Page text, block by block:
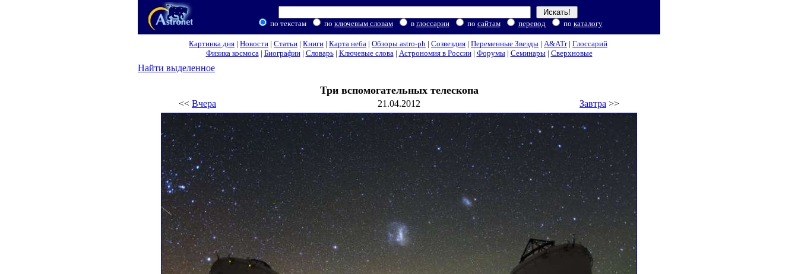
по текстам по ключевым словам в глоссарии по сайтам перевод по каталогу
Картинка дня | Новости | Статьи | Книги | Карта неба | Обзоры astro-ph | Созвездия | Переменные Звезды | A&ATr| Глоссарий
Физика космоса| Биографии| Словарь| Ключевые слова| Астрономия в России| Форумы| Семинары| Сверхновые
Найти выделенное
Три вспомогательных телескопа
<< Вчера 21.04.2012 Завтра >>